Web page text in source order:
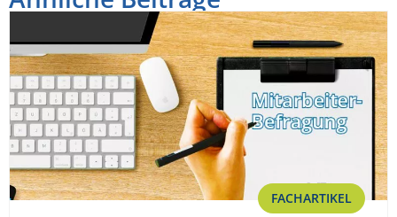
FACHARTIKEL